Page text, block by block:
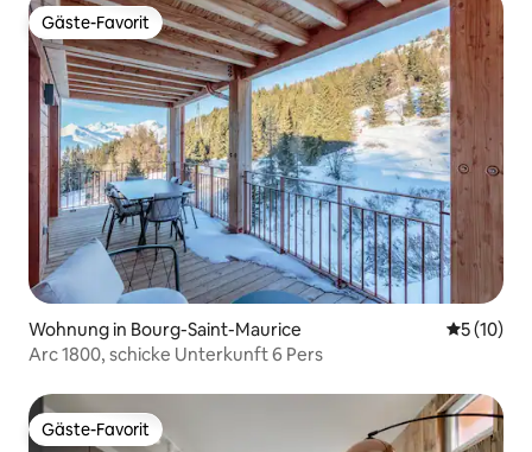
Gäste-Favorit
Gäste-Favorit
Wohnung in Bourg-Saint-Maurice
5 (10)
Arc 1800, schicke Unterkunft 6 Pers
Gäste-Favorit
Gäste-Favorit